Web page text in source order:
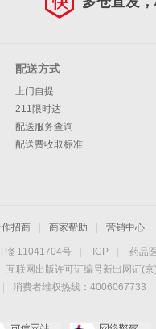
配送方式
上门自提
211限时达
配送服务查询
配送费收取标准
招商 商家帮助 营销中心
备11041704号 ICP 药品
互联网出版许可证编号新出网证(
消费者维权热线：4006067733